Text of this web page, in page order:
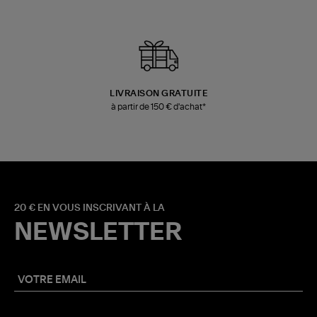
LIVRAISON GRATUITE
à partir de 150 € d'achat*
20 € EN VOUS INSCRIVANT À LA
NEWSLETTER